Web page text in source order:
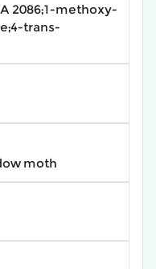
2086;1-methoxy-
trans-
moth